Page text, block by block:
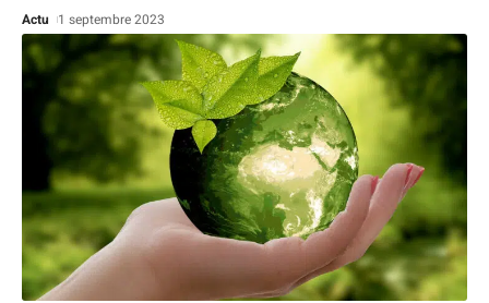
Actu 1 septembre 2023